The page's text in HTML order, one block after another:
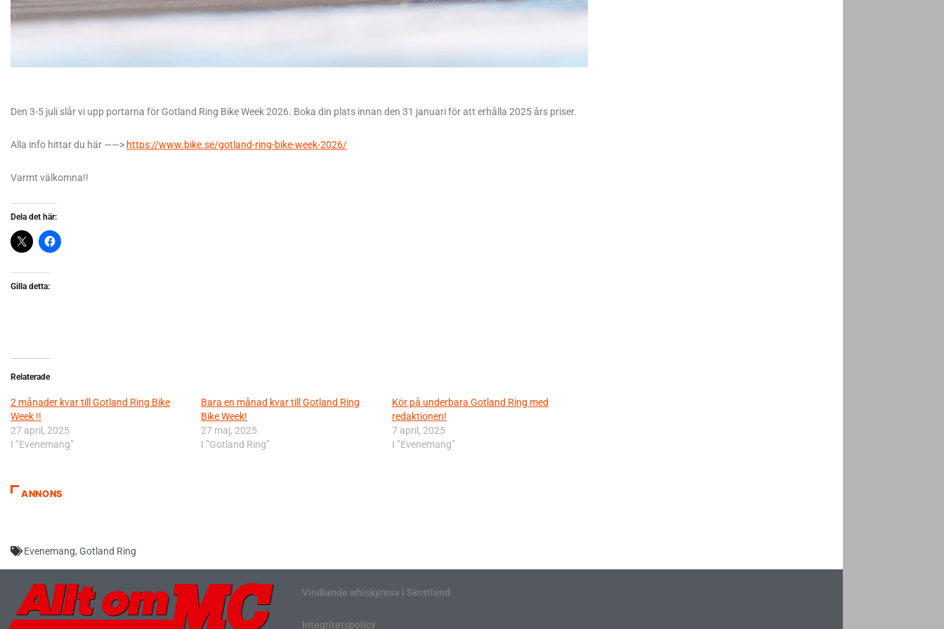
Den 3-5 juli slår vi upp portarna för Gotland Ring Bike Week 2026. Boka din plats innan den 31 januari för att erhålla 2025 års priser.
Alla info hittar du här ——> https://www.bike.se/gotland-ring-bike-week-2026/
Varmt välkomna!!
Dela det här:
Gilla detta:
Relaterade
2 månader kvar till Gotland Ring Bike
Week !!
27 april, 2025
I ”Evenemang”
Bara en månad kvar till Gotland Ring
Bike Week!
27 maj, 2025
I ”Gotland Ring”
Kör på underbara Gotland Ring med
redaktionen!
7 april, 2025
I ”Evenemang”
ANNONS
Evenemang, Gotland Ring
Vindlande whiskyresa i Skottland
Integritetspolicy